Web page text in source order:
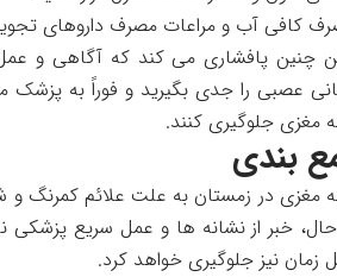
کافی آب و مراعات مصرف داروهای
چنین پافشاری می کند که آگاهی و
عصبی را جدی بگیرید و فوراً به
مغزی جلوگیری کنند.
بندی
مغزی در زمستان به علت علائم کمرنگ و
خبر از نشانه ها و عمل سریع پزشکی
زمان نیز جلوگیری خواهد کرد.